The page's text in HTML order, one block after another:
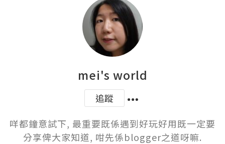
mei's world
追蹤
咩都鐘意試下, 最重要既係遇到好玩好用既一定要
分享俾大家知道, 咁先係blogger之道呀嘛.